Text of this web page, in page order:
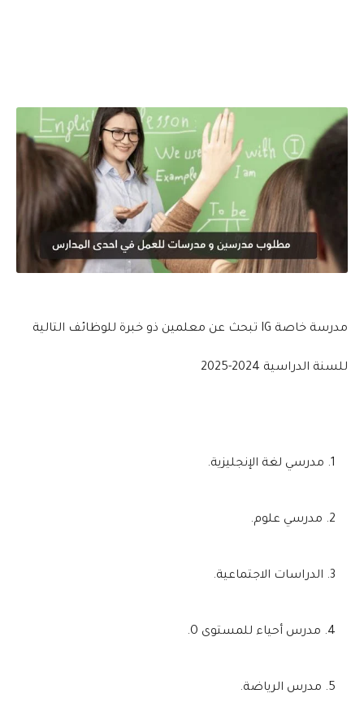
مدرسة خاصة IG تبحث عن معلمين ذو خبرة للوظائف التالية
للسنة الدراسية 2024-2025
مدرسي لغة الإنجليزية.
مدرسي علوم.
الدراسات الاجتماعية.
مدرس أحياء للمستوى O.
مدرس الرياضة.